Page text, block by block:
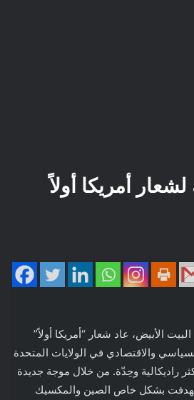
لشعار أمريكا أولاً
الأبيض، عاد شعار “أمريكا أولاً”
والاقتصادي في الولايات المتحدة
راديكالية وحِدّة. من خلال موجة جديدة
بشكل خاص الصين والمكسيك